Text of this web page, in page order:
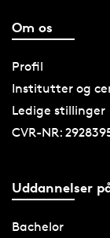
Om os
Profil
Institutter og
Ledige stillinger
CVR-NR:
Uddannelser
Bachelor